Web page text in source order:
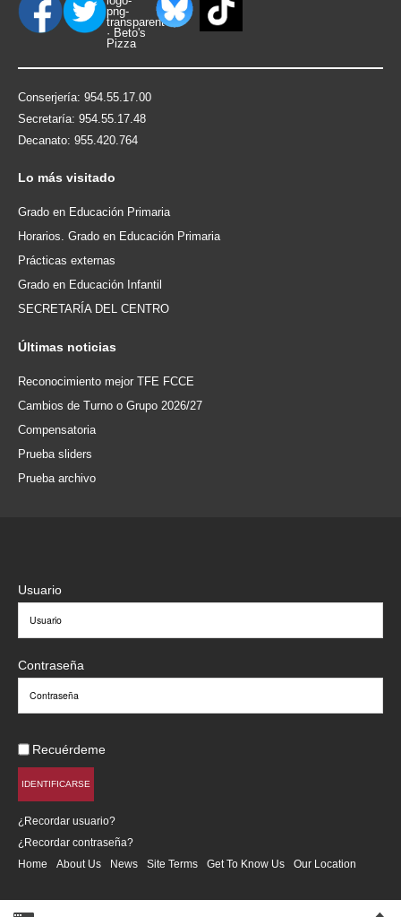
Conserjería: 954.55.17.00
Secretaría: 954.55.17.48
Decanato: 955.420.764
Lo más visitado
Grado en Educación Primaria
Horarios. Grado en Educación Primaria
Prácticas externas
Grado en Educación Infantil
SECRETARÍA DEL CENTRO
Últimas noticias
Reconocimiento mejor TFE FCCE
Cambios de Turno o Grupo 2026/27
Compensatoria
Prueba sliders
Prueba archivo
Usuario
Contraseña
Recuérdeme
IDENTIFICARSE
¿Recordar usuario?
¿Recordar contraseña?
Home
About Us News Site Terms Get To Know Us Our Location